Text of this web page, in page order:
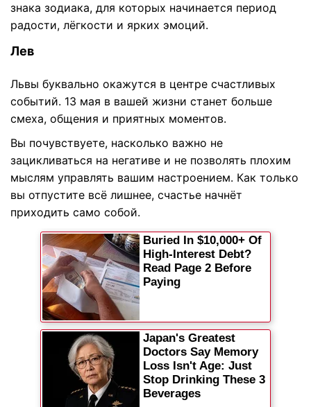
знака зодиака, для которых начинается период
радости, лёгкости и ярких эмоций.
Лев
Львы буквально окажутся в центре счастливых
событий. 13 мая в вашей жизни станет больше
смеха, общения и приятных моментов.
Вы почувствуете, насколько важно не
зацикливаться на негативе и не позволять плохим
мыслям управлять вашим настроением. Как только
вы отпустите всё лишнее, счастье начнёт
приходить само собой.